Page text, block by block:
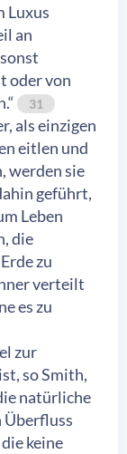
Luxus
an
oder von
31
als einzigen
eitlen und
werden sie
geführt,
Leben
die
zu
verteilt
es zu
zur
so Smith,
natürliche
Überfluss
keine